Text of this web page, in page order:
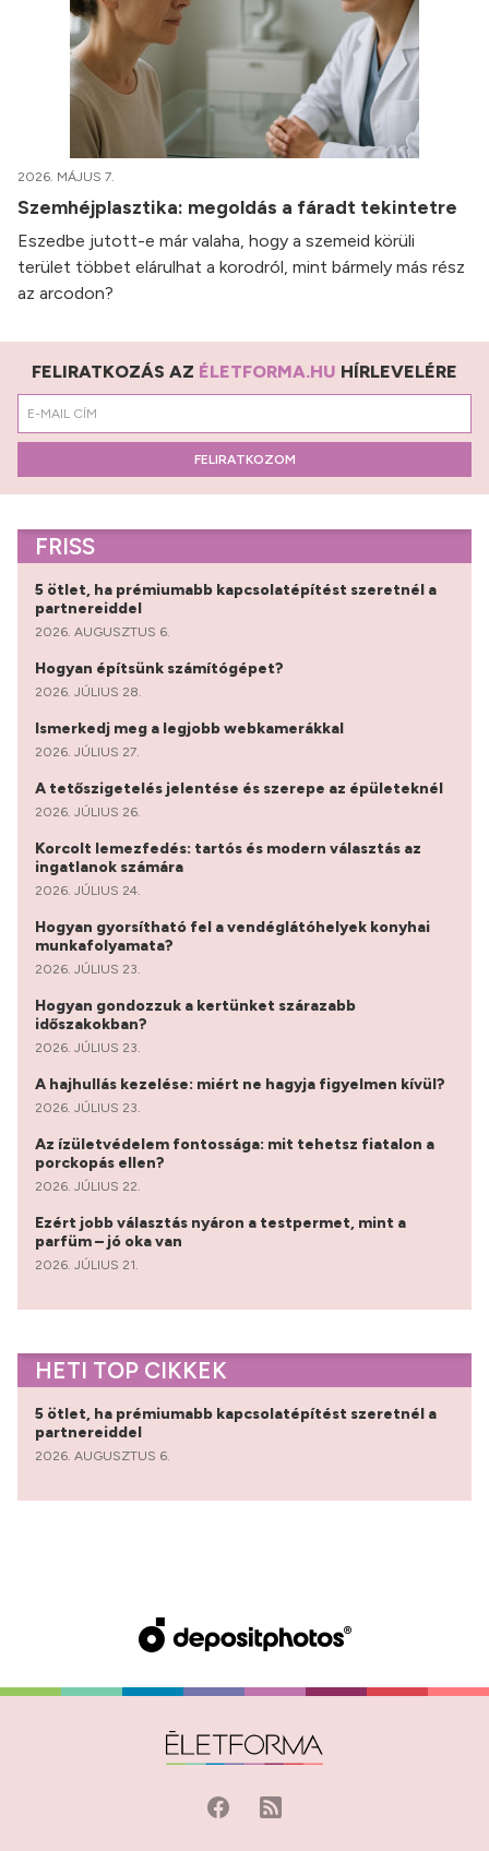
2026. MÁJUS 7.
Szemhéjplasztika: megoldás a fáradt tekintetre
Eszedbe jutott-e már valaha, hogy a szemeid körüli
terület többet elárulhat a korodról, mint bármely más rész
az arcodon?
FELIRATKOZÁS AZ ÉLETFORMA.HU HÍRLEVELÉRE
FELIRATKOZOM
FRISS
5 ötlet, ha prémiumabb kapcsolatépítést szeretnél a
partnereiddel
2026. AUGUSZTUS 6.
Hogyan építsünk számítógépet?
2026. JÚLIUS 28.
Ismerkedj meg a legjobb webkamerákkal
2026. JÚLIUS 27.
A tetőszigetelés jelentése és szerepe az épületeknél
2026. JÚLIUS 26.
Korcolt lemezfedés: tartós és modern választás az
ingatlanok számára
2026. JÚLIUS 24.
Hogyan gyorsítható fel a vendéglátóhelyek konyhai
munkafolyamata?
2026. JÚLIUS 23.
Hogyan gondozzuk a kertünket szárazabb
időszakokban?
2026. JÚLIUS 23.
A hajhullás kezelése: miért ne hagyja figyelmen kívül?
2026. JÚLIUS 23.
Az ízületvédelem fontossága: mit tehetsz fiatalon a
porckopás ellen?
2026. JÚLIUS 22.
Ezért jobb választás nyáron a testpermet, mint a
parfüm – jó oka van
2026. JÚLIUS 21.
HETI TOP CIKKEK
5 ötlet, ha prémiumabb kapcsolatépítést szeretnél a
partnereiddel
2026. AUGUSZTUS 6.